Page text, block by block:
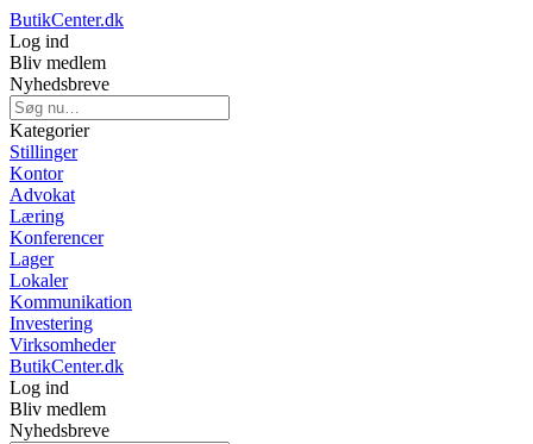
ButikCenter.dk
Log ind
Bliv medlem
Nyhedsbreve
Kategorier
Stillinger
Kontor
Advokat
Læring
Konferencer
Lager
Lokaler
Kommunikation
Investering
Virksomheder
ButikCenter.dk
Log ind
Bliv medlem
Nyhedsbreve